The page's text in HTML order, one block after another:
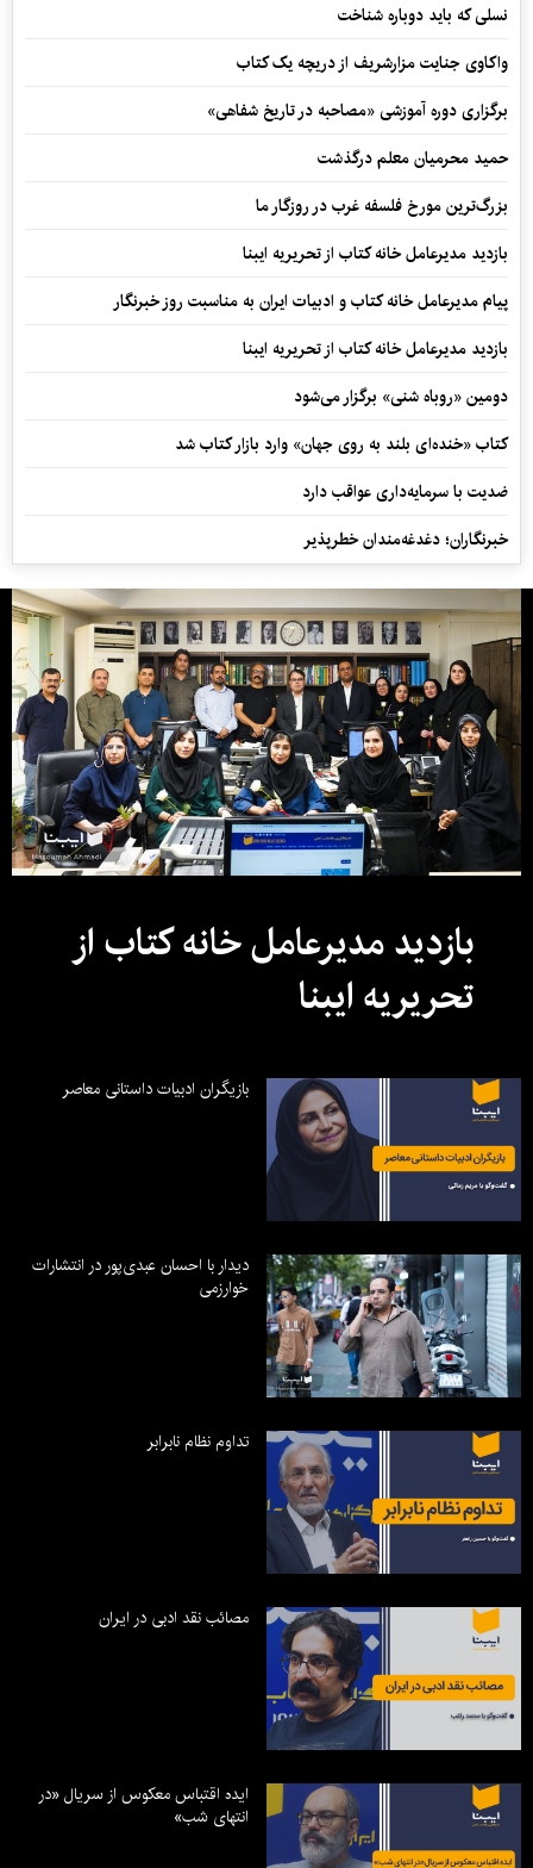
نسلی که باید دوباره شناخت
واکاوی جنایت مزارشریف از دریچه یک کتاب
برگزاری دوره آموزشی «مصاحبه در تاریخ شفاهی»
حمید محرمیان معلم درگذشت
بزرگ‌ترین مورخ فلسفه غرب در روزگار ما
بازدید مدیرعامل خانه کتاب از تحریریه ایبنا
پیام مدیرعامل خانه کتاب و ادبیات ایران به مناسبت روز خبرنگار
بازدید مدیرعامل خانه کتاب از تحریریه ایبنا
دومین «روباه شنی» برگزار می‌شود
کتاب «خنده‌ای بلند به روی جهان» وارد بازار کتاب شد
ضدیت با سرمایه‌داری عواقب دارد
خبرنگاران؛ دغدغه‌مندان خطرپذیر
بازدید مدیرعامل خانه کتاب از
تحریریه ایبنا
بازیگران ادبیات داستانی معاصر
دیدار با احسان عبدی‌پور در انتشارات
خوارزمی
تداوم نظام نابرابر
مصائب نقد ادبی در ایران
ایده اقتباس معکوس از سریال «در
انتهای شب»